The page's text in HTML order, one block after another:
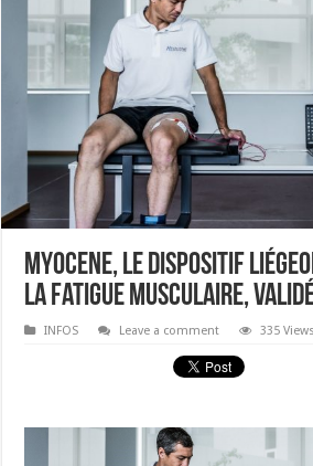
Myocene, le dispositif
la fatigue musculaire,
INFOS Leave a comment 335 Views